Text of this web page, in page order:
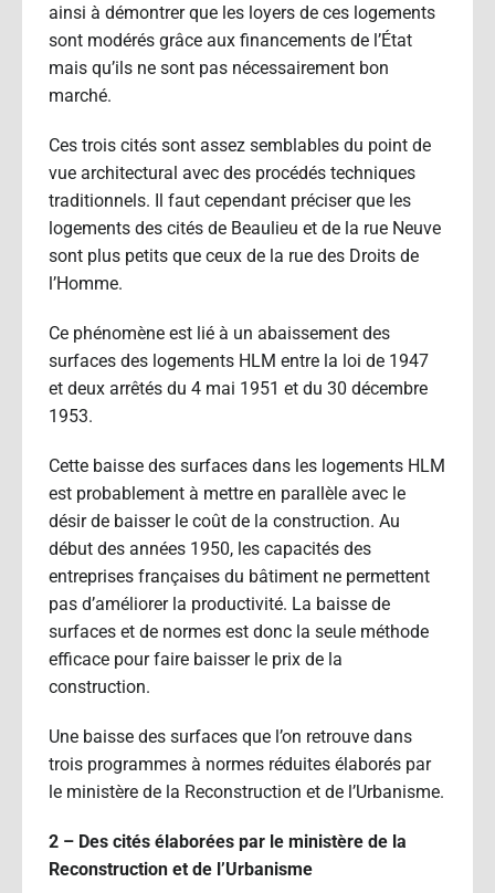
ainsi à démontrer que les loyers de ces logements
sont modérés grâce aux financements de l’État
mais qu’ils ne sont pas nécessairement bon
marché.
Ces trois cités sont assez semblables du point de
vue architectural avec des procédés techniques
traditionnels. Il faut cependant préciser que les
logements des cités de Beaulieu et de la rue Neuve
sont plus petits que ceux de la rue des Droits de
l’Homme.
Ce phénomène est lié à un abaissement des
surfaces des logements HLM entre la loi de 1947
et deux arrêtés du 4 mai 1951 et du 30 décembre
1953.
Cette baisse des surfaces dans les logements HLM
est probablement à mettre en parallèle avec le
désir de baisser le coût de la construction. Au
début des années 1950, les capacités des
entreprises françaises du bâtiment ne permettent
pas d’améliorer la productivité. La baisse de
surfaces et de normes est donc la seule méthode
efficace pour faire baisser le prix de la
construction.
Une baisse des surfaces que l’on retrouve dans
trois programmes à normes réduites élaborés par
le ministère de la Reconstruction et de l’Urbanisme.
2 – Des cités élaborées par le ministère de la
Reconstruction et de l’Urbanisme